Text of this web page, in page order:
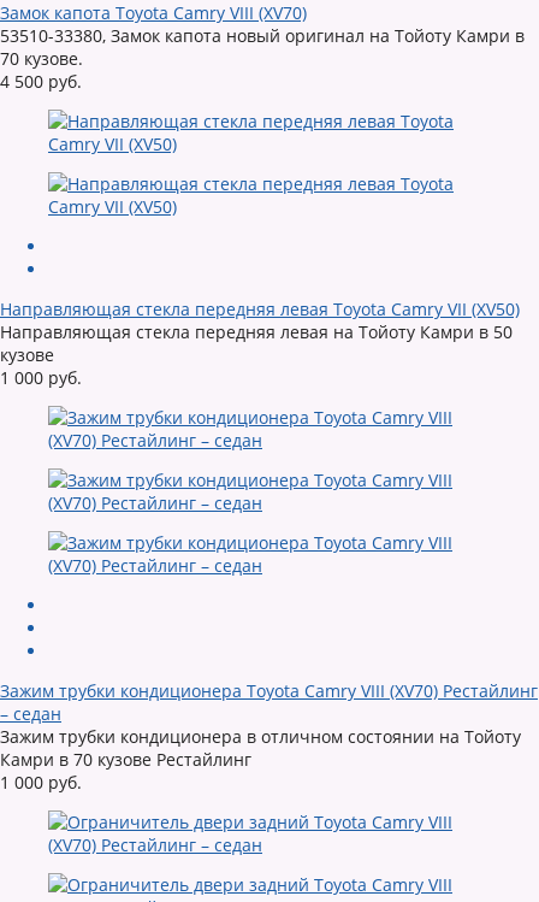
Замок капота Toyota Camry VIII (XV70)
53510-33380, Замок капота новый оригинал на Тойоту Камри в
70 кузове.
4 500 руб.
Направляющая стекла передняя левая Toyota Camry VII (XV50)
Направляющая стекла передняя левая на Тойоту Камри в 50
кузове
1 000 руб.
Зажим трубки кондиционера Toyota Camry VIII (XV70) Рестайлинг
– седан
Зажим трубки кондиционера в отличном состоянии на Тойоту
Камри в 70 кузове Рестайлинг
1 000 руб.